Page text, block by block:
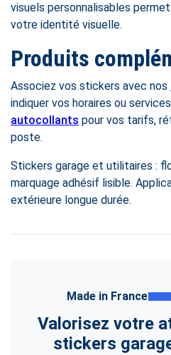
visuels personnalisables
votre identité visuelle.
Produits
Associez vos stickers avec nos
indiquer vos horaires ou
autocollants pour vos tarifs,
poste.
Stickers garage et utilitaires :
marquage adhésif lisible.
extérieure longue durée.
Made in France
Valorisez votre
stickers